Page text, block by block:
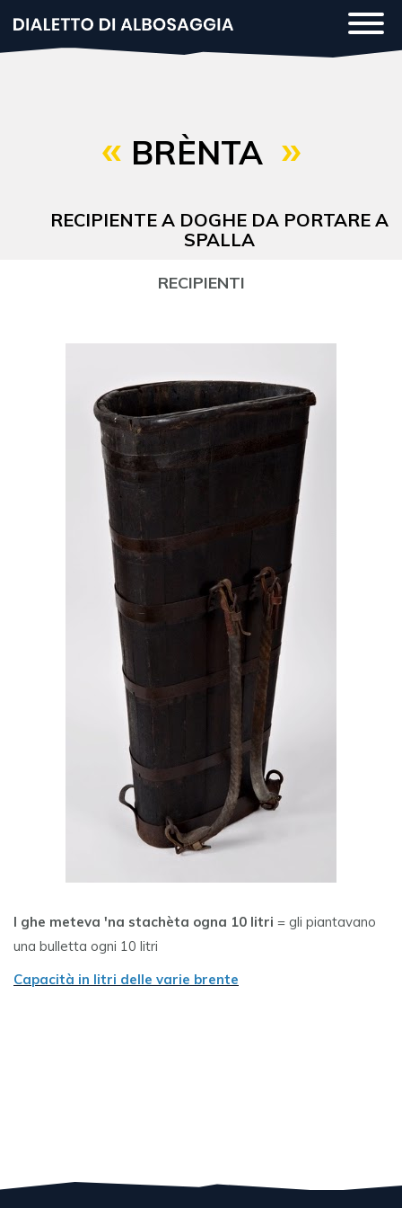
BRÈNTA
RECIPIENTE A DOGHE DA PORTARE A
SPALLA
RECIPIENTI
I ghe meteva 'na stachèta ogna 10 litri = gli piantavano
una bulletta ogni 10 litri
Capacità in litri delle varie brente